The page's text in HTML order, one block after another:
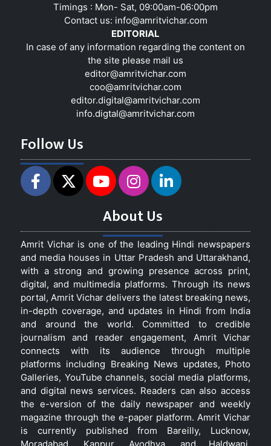
Timings : Mon- Sat, 09:00am-06:00pm
Contact us: info@amritvichar.com
EDITORIAL
In case of any information regarding the content on
the site please mail us
editor@amritvichar.com
coo@amritvichar.com
editor.digital@amritvichar.com
info.digtal@amritvichar.com
Follow Us
About Us
Amrit Vichar is one of the leading Hindi newspapers
and media houses in Uttar Pradesh and Uttarakhand,
with a strong and growing presence across print,
digital, and multimedia platforms. Through its news
portal, Amrit Vichar delivers the latest breaking news,
in-depth coverage, and updates in Hindi from India
and around the world. Committed to credible
journalism and reader engagement, Amrit Vichar
connects with its audience through multiple
platforms including Breaking News updates, Photo
Galleries, YouTube channels, social media platforms,
and digital news services. Readers can also access
the e-version of the daily newspaper and weekly
magazine through the e-paper platform. Amrit Vichar
is currently published from Bareilly, Lucknow,
Moradabad, Kanpur, Ayodhya, and Haldwani,